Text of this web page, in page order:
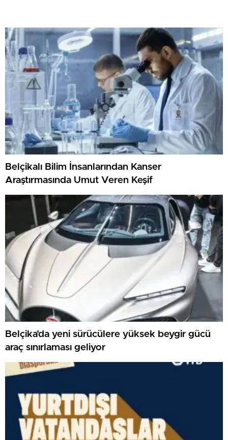
Belçikalı Bilim İnsanlarından Kanser
Araştırmasında Umut Veren Keşif
Belçika’da yeni sürücülere yüksek beygir gücü
araç sınırlaması geliyor